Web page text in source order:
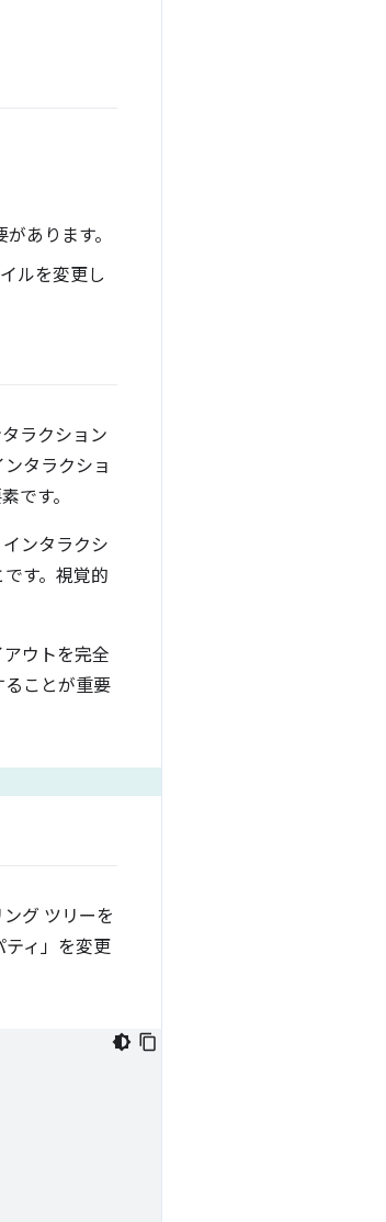
あります。
ルを変更し
ラクション
タラクショ
です。
ンタラクシ
す。視覚的
ウトを完全
ことが重要
グ ツリーを
ティ」を変更